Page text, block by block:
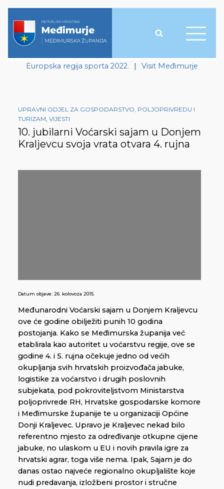
Europska regija sporta 2022. | Visit Međimurje
UPRAVNI ODJEL ZA GOSPODARSTVO, POLJOPRIVREDU I
TURIZAM, VIJESTI
10. jubilarni Voćarski sajam u Donjem
Kraljevcu svoja vrata otvara 4. rujna
Datum objave: 26. kolovoza 2015.
Međunarodni Voćarski sajam u Donjem Kraljevcu
ove će godine obilježiti punih 10 godina
postojanja. Kako se Međimurska županija već
etablirala kao autoritet u voćarstvu regije, ove se
godine 4. i 5. rujna očekuje jedno od većih
okupljanja svih hrvatskih proizvođača jabuke,
logistike za voćarstvo i drugih poslovnih
subjekata, pod pokroviteljstvom Ministarstva
poljoprivrede RH, Hrvatske gospodarske komore
i Međimurske županije te u organizaciji Općine
Donji Kraljevec. Upravo je Kraljevec nekad bilo
referentno mjesto za određivanje otkupne cijene
jabuke, no ulaskom u EU i novih pravila igre za
hrvatski agrar, toga više nema. Ipak, Sajam je do
danas ostao najveće regionalno okupljalište koje
nudi predavanja, izložbeni prostor i stručne